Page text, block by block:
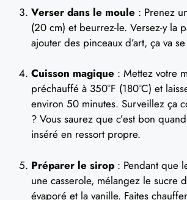
Verser dans le moule : Prenez
(20 cm) et beurrez-le. Versez-y la
ajouter des pinceaux d’art, ça va
Cuisson magique : Mettez votre
préchauffé à 350°F (180°C) et
environ 50 minutes. Surveillez ça
? Vous saurez que c’est bon
inséré en ressort propre.
Préparer le sirop : Pendant que
une casserole, mélangez le sucre
évaporé et la vanille. Faites